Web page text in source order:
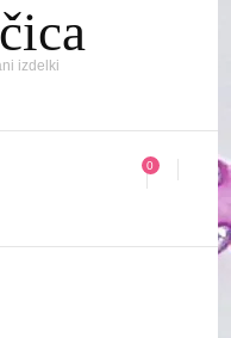
izdelki
0